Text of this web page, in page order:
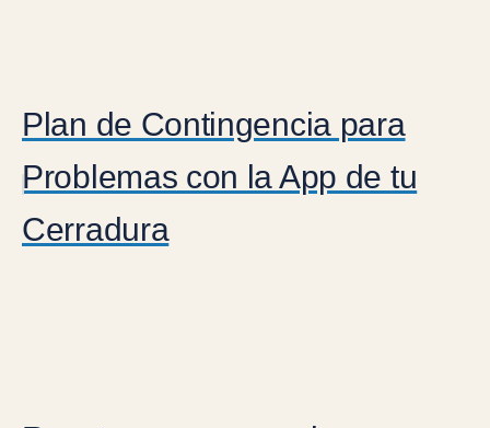
Plan de Contingencia para
Problemas con la App de tu
Cerradura